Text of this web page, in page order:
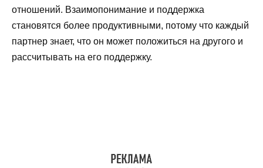
отношений. Взаимопонимание и поддержка
становятся более продуктивными, потому что каждый
партнер знает, что он может положиться на другого и
рассчитывать на его поддержку.